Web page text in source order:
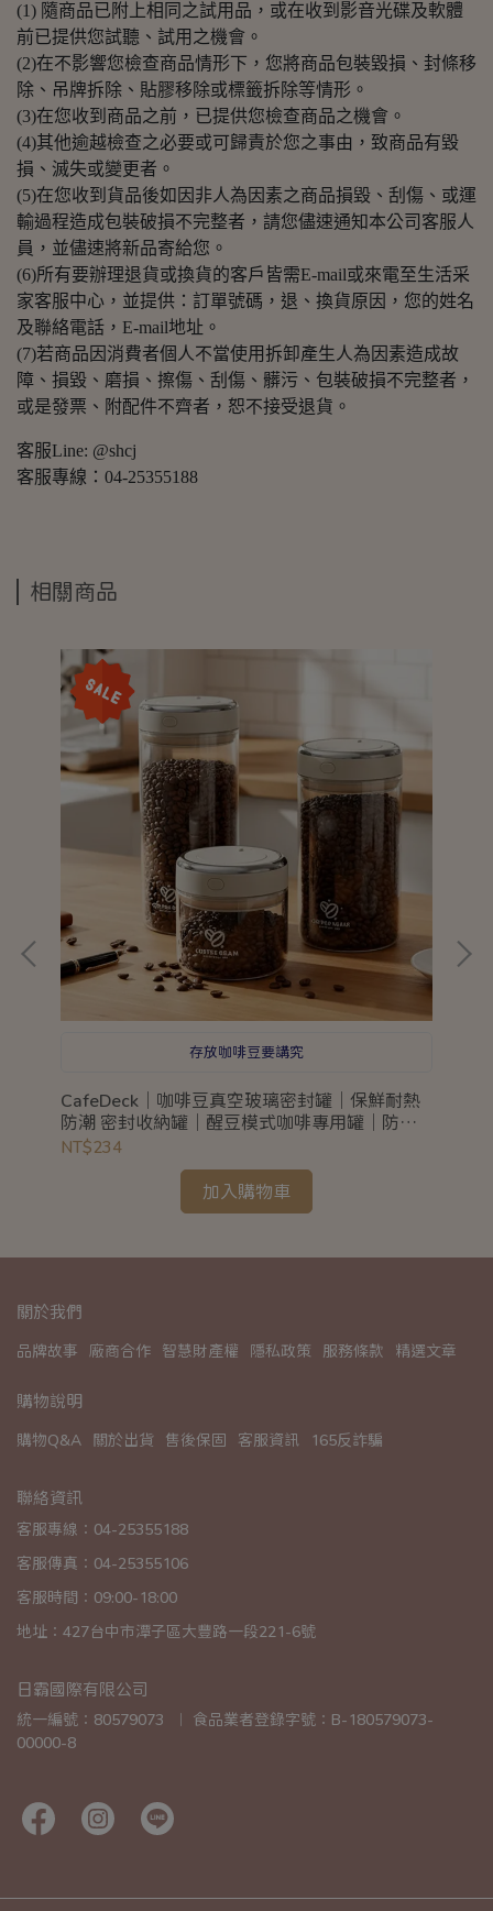
(1) 隨商品已附上相同之試用品，或在收到影音光碟及軟體
前已提供您試聽、試用之機會。
(2)在不影響您檢查商品情形下，您將商品包裝毀損、封條移
除、吊牌拆除、貼膠移除或標籤拆除等情形。
(3)在您收到商品之前，已提供您檢查商品之機會。
(4)其他逾越檢查之必要或可歸責於您之事由，致商品有毀
損、滅失或變更者。
(5)在您收到貨品後如因非人為因素之商品損毀、刮傷、或運
輸過程造成包裝破損不完整者，請您儘速通知本公司客服人
員，並儘速將新品寄給您。
(6)所有要辦理退貨或換貨的客戶皆需E-mail或來電至生活采
家客服中心，並提供：訂單號碼，退、換貨原因，您的姓名
及聯絡電話，E-mail地址。
(7)若商品因消費者個人不當使用拆卸產生人為因素造成故
障、損毀、磨損、擦傷、刮傷、髒污、包裝破損不完整者，
或是發票、附配件不齊者，恕不接受退貨。
客服Line: @shcj
客服專線：04-25355188
相關商品
存放咖啡豆要講究
CafeDeck｜咖啡豆真空玻璃密封罐｜保鮮耐熱
防潮 密封收納罐｜醒豆模式咖啡專用罐｜防潮
防蟲長效保鮮罐
NT$234
加入購物車
關於我們
品牌故事 廠商合作 智慧財產權 隱私政策 服務條款 精選文章
購物說明
購物Q&A 關於出貨 售後保固 客服資訊 165反詐騙
聯絡資訊
客服專線：04-25355188
客服傳真：04-25355106
客服時間：09:00-18:00
地址：427台中市潭子區大豐路一段221-6號
日霸國際有限公司
統一編號：80579073  ︱ 食品業者登錄字號：B-180579073-
00000-8